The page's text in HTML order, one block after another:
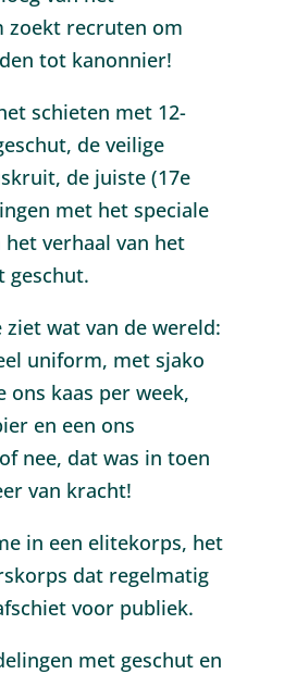
zoekt recruten om
tot kanonnier!
schieten met 12-
de veilige
de juiste (17e
met het speciale
het verhaal van het
geschut.
ziet wat van de wereld:
uniform, met sjako
ons kaas per week,
en een ons
nee, dat was in toen
van kracht!
in een elitekorps, het
dat regelmatig
voor publiek.
met geschut en